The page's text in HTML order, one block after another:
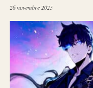
26 novembre 2025